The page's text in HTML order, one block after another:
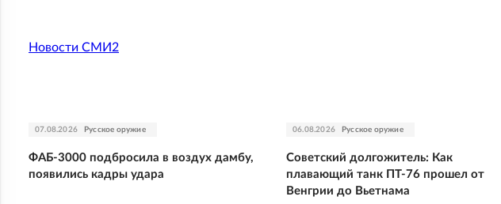
Новости СМИ2
07.08.2026 Русское оружие
ФАБ-3000 подбросила в воздух дамбу,
появились кадры удара
06.08.2026 Русское оружие
Советский долгожитель: Как
плавающий танк ПТ-76 прошел от
Венгрии до Вьетнама